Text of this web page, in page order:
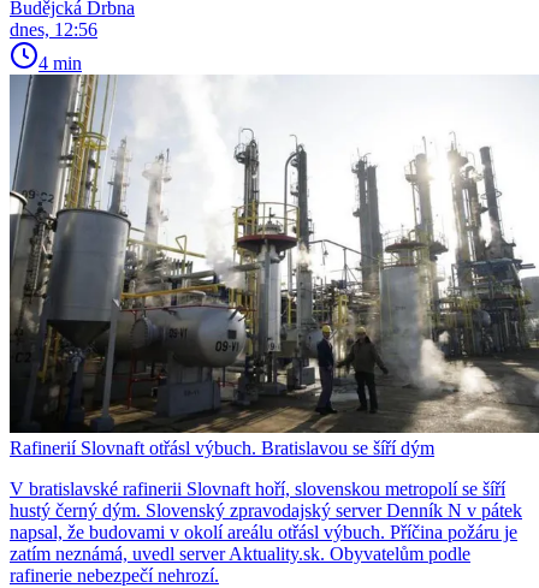
Budějcká Drbna
dnes, 12:56
4 min
Rafinerií Slovnaft otřásl výbuch. Bratislavou se šíří dým
V bratislavské rafinerii Slovnaft hoří, slovenskou metropolí se šíří
hustý černý dým. Slovenský zpravodajský server Denník N v pátek
napsal, že budovami v okolí areálu otřásl výbuch. Příčina požáru je
zatím neznámá, uvedl server Aktuality.sk. Obyvatelům podle
rafinerie nebezpečí nehrozí.